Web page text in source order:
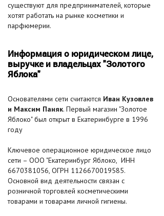
существуют для предпринимателей, которые
хотят работать на рынке косметики и
парфюмерии.
Информация о юридическом лице,
выручке и владельцах "Золотого
Яблока"
Основателями сети считаются Иван Кузовлев
и Максим Паняк. Первый магазин "Золотое
Яблоко" был открыт в Екатеринбурге в 1996
году
Ключевое операционное юридическое лицо
сети – ООО "Екатеринбург Яблоко, ИНН
6670381056, ОГРН 1126670019585.
Основной вид деятельности связан с
розничной торговлей косметическими
товарами и товарами личной гигиены.